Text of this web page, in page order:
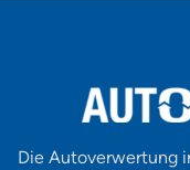
a
m
-
Die Autoverwertung